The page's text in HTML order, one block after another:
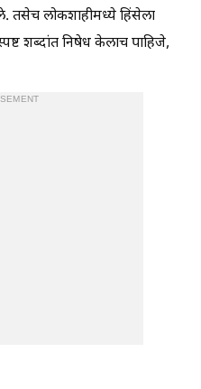
तसेच लोकशाहीमध्ये हिंसेला
शब्दांत निषेध केलाच पाहिजे,